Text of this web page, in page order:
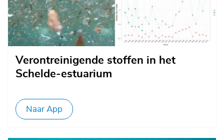
Verontreinigende stoffen in het
Schelde-estuarium
Naar App